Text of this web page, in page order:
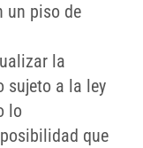
un piso de
la
sujeto a la ley
lo
que